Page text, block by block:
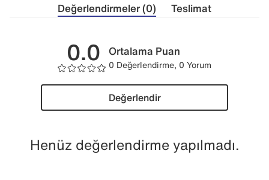
Değerlendirmeler (0) Teslimat
0.0 Ortalama Puan
0 Değerlendirme, 0 Yorum
Değerlendir
Henüz değerlendirme yapılmadı.